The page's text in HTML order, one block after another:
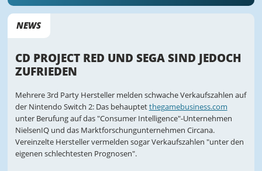
NEWS
CD PROJECT RED UND SEGA SIND JEDOCH
ZUFRIEDEN
Mehrere 3rd Party Hersteller melden schwache Verkaufszahlen auf
der Nintendo Switch 2: Das behauptetthegamebusiness.com
unter Berufung auf das "Consumer Intelligence"-Unternehmen
NielsenIQ und das Marktforschungunternehmen Circana.
Vereinzelte Hersteller vermelden sogar Verkaufszahlen "unter den
eigenen schlechtesten Prognosen".